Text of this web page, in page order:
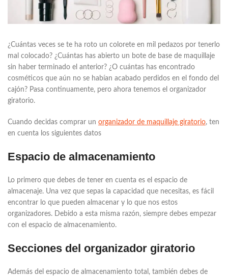
¿Cuántas veces se te ha roto un colorete en mil pedazos por tenerlo
mal colocado? ¿Cuántas has abierto un bote de base de maquillaje
sin haber terminado el anterior? ¿O cuántas has encontrado
cosméticos que aún no se habían acabado perdidos en el fondo del
cajón? Pasa continuamente, pero ahora tenemos el organizador
giratorio.
Cuando decidas comprar un organizador de maquillaje giratorio, ten
en cuenta los siguientes datos
Espacio de almacenamiento
Lo primero que debes de tener en cuenta es el espacio de
almacenaje. Una vez que sepas la capacidad que necesitas, es fácil
encontrar lo que pueden almacenar y lo que nos estos
organizadores. Debido a esta misma razón, siempre debes empezar
con el espacio de almacenamiento.
Secciones del organizador giratorio
Además del espacio de almacenamiento total, también debes de